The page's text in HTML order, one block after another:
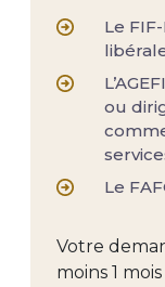
Le
ou
Le
Votre
moins 1